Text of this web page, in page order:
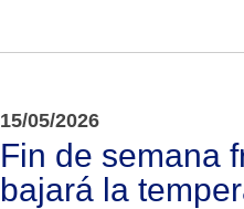
15/05/2026
Fin de semana
bajará la